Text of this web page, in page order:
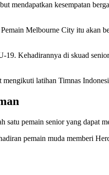
mendapatkan kesempatan
Melbourne City itu akan
Kehadirannya di skuad
latihan Timnas
pemain senior yang dapat
pemain muda memberi